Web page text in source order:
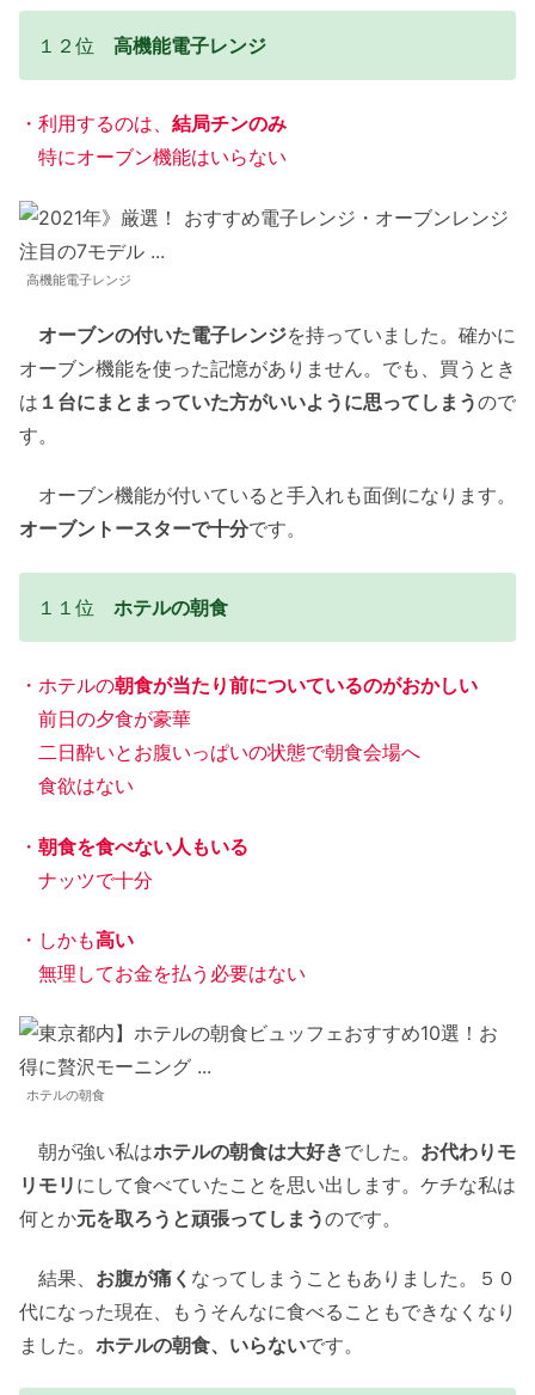
１２位 高機能電子レンジ
・利用するのは、 結局チンのみ
特にオーブン機能はいらない
高機能電子レンジ
オーブンの付いた電子レンジを持っていました。確かに
オーブン機能を使った記憶がありません。でも、買うとき
は １台にまとまっていた方がいいように思ってしまうので
す。
オーブン機能が付いていると手入れも面倒になります。
オーブントースターで十分です。
１１位 ホテルの朝食
・ホテルの朝食が当たり前についているのがおかしい
前日の夕食が豪華
二日酔いとお腹いっぱいの状態で朝食会場へ
食欲はない
・ 朝食を食べない人もいる
ナッツで十分
・しかも高い
無理してお金を払う必要はない
ホテルの朝食
朝が強い私はホテルの朝食は大好きでした。 お代わりモ
リモリ にして食べていたことを思い出します。ケチな私は
何とか元を取ろうと頑張ってしまうのです。
結果、 お腹が痛く なってしまうこともありました。５０
代になった現在、もうそんなに食べることもできなくなり
ました。 ホテルの朝食、いらないです。